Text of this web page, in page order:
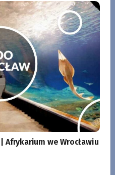
Afrykarium we Wrocławiu